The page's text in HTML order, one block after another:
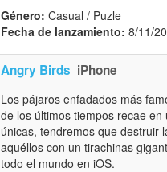
Género: Casual / Puzle
Fecha de lanzamiento: 8/11/
Angry Birds iPhone
Los pájaros enfadados más
de los últimos tiempos recae
únicas, tendremos que destruir
aquéllos con un tirachinas
todo el mundo en iOS.